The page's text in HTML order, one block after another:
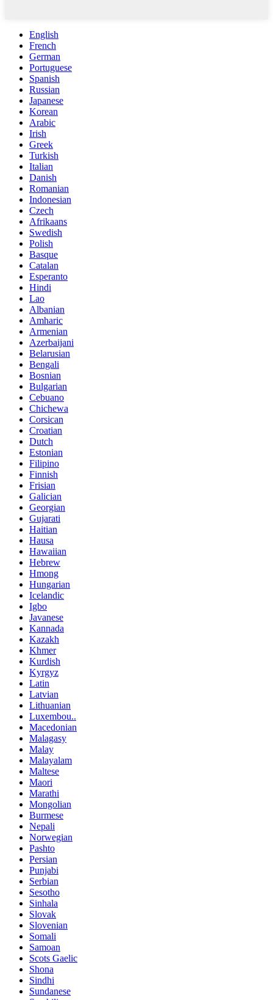
English
French
German
Portuguese
Spanish
Russian
Japanese
Korean
Arabic
Irish
Greek
Turkish
Italian
Danish
Romanian
Indonesian
Czech
Afrikaans
Swedish
Polish
Basque
Catalan
Esperanto
Hindi
Lao
Albanian
Amharic
Armenian
Azerbaijani
Belarusian
Bengali
Bosnian
Bulgarian
Cebuano
Chichewa
Corsican
Croatian
Dutch
Estonian
Filipino
Finnish
Frisian
Galician
Georgian
Gujarati
Haitian
Hausa
Hawaiian
Hebrew
Hmong
Hungarian
Icelandic
Igbo
Javanese
Kannada
Kazakh
Khmer
Kurdish
Kyrgyz
Latin
Latvian
Lithuanian
Luxembou..
Macedonian
Malagasy
Malay
Malayalam
Maltese
Maori
Marathi
Mongolian
Burmese
Nepali
Norwegian
Pashto
Persian
Punjabi
Serbian
Sesotho
Sinhala
Slovak
Slovenian
Somali
Samoan
Scots Gaelic
Shona
Sindhi
Sundanese